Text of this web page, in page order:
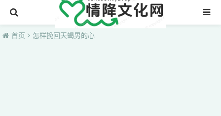
首页
首页 怎样挽回天蝎男的心